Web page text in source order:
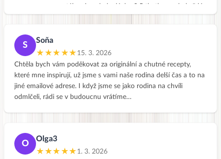
ještě k masu vrátím, pracuji více na sobě, odpočívám a přestala
jsem běhat a přešla jen do chůze. Měla jsem běh ráda, ale
prostě to moje tělo teď nějak nebere. Nepiji ani alkohol ani
kávu, a to mi taky velmi prospívá :-) takže děkuji a pokračujeme
dál. Hodně štěstí i Vám holky!!!!
S
Soňa
★★★★★ 15. 3. 2026
Chtěla bych vám poděkovat za originální a chutné recepty,
které mne inspirují, už jsme s vami naše rodina delší čas a to na
jiné emailové adrese. I když jsme se jako rodina na chvíli
odmlčeli, rádi se v budoucnu vrátíme…
O
Olga3
★★★★★ 1. 3. 2026